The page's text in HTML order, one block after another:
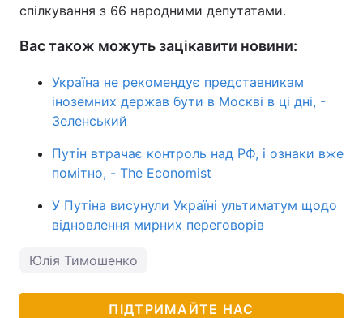
спілкування з 66 народними депутатами.
Вас також можуть зацікавити новини:
Україна не рекомендує представникам
іноземних держав бути в Москві в ці дні, -
Зеленський
Путін втрачає контроль над РФ, і ознаки вже
помітно, - The Economist
У Путіна висунули Україні ультиматум щодо
відновлення мирних переговорів
Юлія Тимошенко
ПІДТРИМАЙТЕ НАС